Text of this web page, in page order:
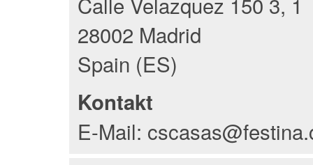
28002 Madrid
Spain (ES)
Kontakt
E-Mail: